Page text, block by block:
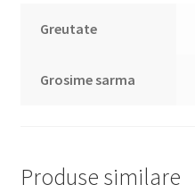
Greutate
Grosime sarma
Produse similare